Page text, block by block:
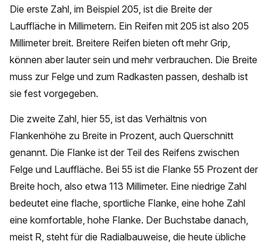
Die erste Zahl, im Beispiel 205, ist die Breite der
Lauffläche in Millimetern. Ein Reifen mit 205 ist also 205
Millimeter breit. Breitere Reifen bieten oft mehr Grip,
können aber lauter sein und mehr verbrauchen. Die Breite
muss zur Felge und zum Radkasten passen, deshalb ist
sie fest vorgegeben.
Die zweite Zahl, hier 55, ist das Verhältnis von
Flankenhöhe zu Breite in Prozent, auch Querschnitt
genannt. Die Flanke ist der Teil des Reifens zwischen
Felge und Lauffläche. Bei 55 ist die Flanke 55 Prozent der
Breite hoch, also etwa 113 Millimeter. Eine niedrige Zahl
bedeutet eine flache, sportliche Flanke, eine hohe Zahl
eine komfortable, hohe Flanke. Der Buchstabe danach,
meist R, steht für die Radialbauweise, die heute übliche